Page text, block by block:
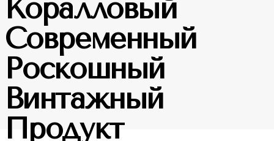
Коралловый
Современный
Роскошный
Винтажный
Продукт